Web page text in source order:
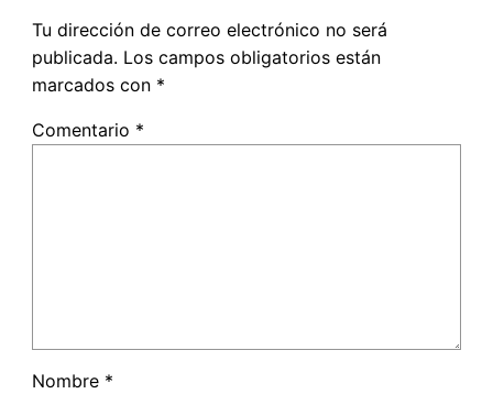
Tu dirección de correo electrónico no será
publicada. Los campos obligatorios están
marcados con *
Comentario *
Nombre *